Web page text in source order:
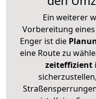
Ein weiterer
Vorbereitung
Enger ist die
eine Route zu
zeiteffizient